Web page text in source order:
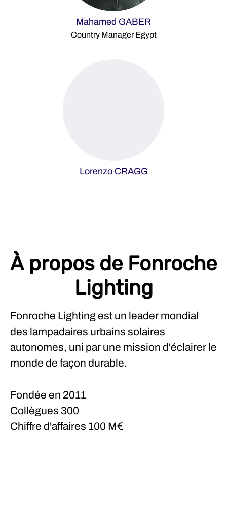
Mahamed GABER
Country Manager Egypt
Lorenzo CRAGG
À propos de Fonroche
Lighting
Fonroche Lighting est un leader mondial
des lampadaires urbains solaires
autonomes, uni par une mission d'éclairer le
monde de façon durable.
Fondée en 2011
Collègues 300
Chiffre d'affaires 100 M€